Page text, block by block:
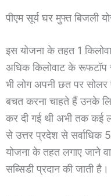
पीएम सूर्य घर मुफ्त बिजली
इस योजना के तहत 1
अधिक किलोवाट के
भी लोग अपनी छत पर
बचत करना चाहते हैं उनके
कर दी गई थी अभी तक कई
से उत्तर प्रदेश से
योजना के तहत लगाए जाने
सब्सिडी प्रदान की जाती है।